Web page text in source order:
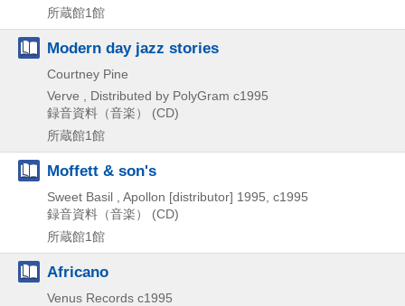
所蔵館1館
Modern day jazz stories
Courtney Pine
Verve , Distributed by PolyGram c1995
録音資料（音楽） (CD)
所蔵館1館
Moffett & son's
Sweet Basil , Apollon [distributor] 1995, c1995
録音資料（音楽） (CD)
所蔵館1館
Africano
Venus Records c1995